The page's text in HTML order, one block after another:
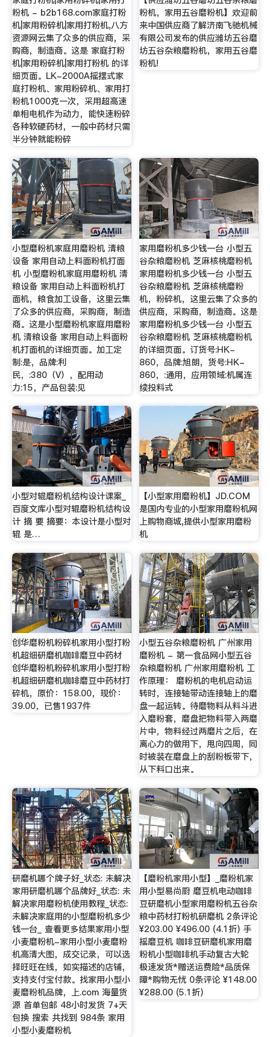
粉机 - b2b168.com家庭打粉
机|家用粉碎机|家用打粉机,八方
资源网云集了众多的供应商，采
购商，制造商。这是 家庭打粉
机|家用粉碎机|家用打粉机 的详
细页面。LK-2000A摇摆式家
庭打粉机、家用粉碎机、家用打
粉机1000克一次，采用超高速
单相电机作为动力，能快速粉碎
各种软硬药材，一般中药材只需
半分钟就能粉碎
粉机，家用五谷磨粉机】欢迎前
来中国供应商了解济南飞驰机械
有限公司发布的供应潍坊五谷磨
坊五谷杂粮磨粉机，家用五谷磨
粉机!
小型磨粉机家庭用磨粉机 清粮
设备 家用自动上料面粉机打面
机 小型磨粉机家庭用磨粉机 清
粮设备 家用自动上料面粉机打
面机，粮食加工设备，这里云集
了众多的供应商，采购商，制造
商。这是小型磨粉机家庭用磨粉
机 清粮设备 家用自动上料面粉
机打面机的详细页面。加工定
制:是，品牌:利
民，:380（V），配用动
力:15，产品包装:见
家用磨粉机多少钱一台 小型五
谷杂粮磨粉机 芝麻核桃磨粉机
家用磨粉机多少钱一台 小型五
谷杂粮磨粉机 芝麻核桃磨粉
机，粉碎机，这里云集了众多的
供应商，采购商，制造商。这是
家用磨粉机多少钱一台 小型五
谷杂粮磨粉机 芝麻核桃磨粉机
的详细页面。订货号:HK-
860，品牌:旭朗，货号:HK-
860，:通用，应用领域:机属连
续投料式
小型对辊磨粉机结构设计课案_
百度文库小型对辊磨粉机结构设
计 摘 要 摘要：本设计是小型对
辊 是…
【小型家用磨粉机】JD.COM
是国内专业的小型家用磨粉机网
上购物商城,提供小型家用磨粉
机
创华磨粉机粉碎机家用小型打粉
机超细研磨机咖啡磨豆中药材
创华磨粉机粉碎机家用小型打粉
机超细研磨机咖啡磨豆中药材打
碎机，原价：158.00，现价：
39.00，已售1937件
小型五谷杂粮磨粉机 广州家用
磨粉机 - 第一食品网小型五谷
杂粮磨粉机 广州家用磨粉机 工
作原理： 磨粉机的电机启动运
转时，连接轴带动连接轴上的磨
盘一起运转。待磨物料从料斗进
入磨粉套，磨盘把物料带入两磨
片中，物料经过两磨片之后，在
离心力的做用下，甩向四周，同
时被装在磨盘上的刮粉板带下，
从下料口出来。
研磨机哪个牌子好_状态: 未解决
家用研磨机哪个品牌好_状态: 未
解决家用磨粉机使用教程_状态:
未解决家庭用的小型磨粉机多少
钱一台_ 查看更多结果家用小型
小麦磨粉机-家用小型小麦磨粉
机高清大图，成交记录，可以选
择旺旺在线，如实描述的店铺，
支持支付宝付款。找家用小型小
麦磨粉机品牌，上.com 海量货
源 首单包邮 48小时发货 7+天
包换 搜索 共找到 984条 家用
小型小麦磨粉机
【磨粉机家用小型】_磨粉机家
用小型易尚厨 磨豆机电动咖啡
豆研磨机小型家用磨粉机五谷杂
粮中药材打粉机研磨机 2条评论
¥203.00 ¥496.00 (4.1折) 手
摇磨豆机 咖啡豆研磨机家用磨
粉机小型咖啡机手动复古大轮
极速发货*赠送运费险*品质保
障*购物无忧 0条评论 ¥148.00
¥288.00 (5.1折)